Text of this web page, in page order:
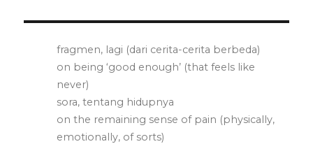
fragmen, lagi (dari cerita-cerita berbeda)
on being ‘good enough’ (that feels like
never)
sora, tentang hidupnya
on the remaining sense of pain (physically,
emotionally, of sorts)